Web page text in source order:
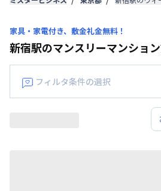
家具・家電付き、敷金礼金無料！
新宿駅のマンスリーマンショ
フィルタ条件の選択